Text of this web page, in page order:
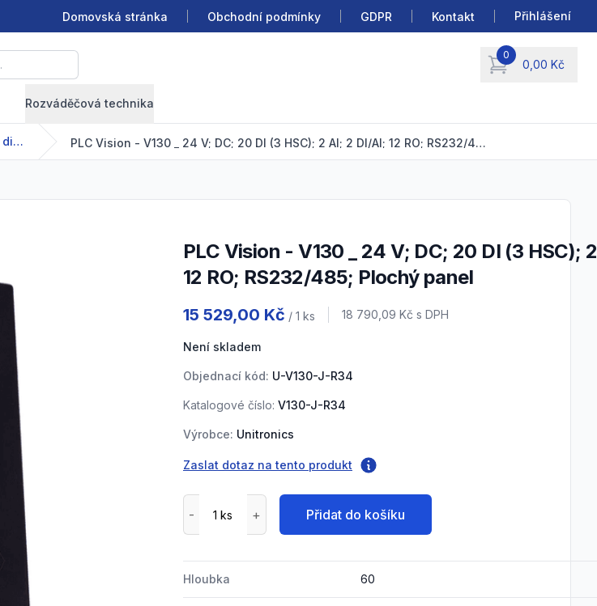
Domovská stránka Obchodní podmínky GDPR Kontakt Přihlášení
0
0,00 Kč
items in cart, view
Rozváděčová technika
Vision Enhanced display 2,4“ PLC Vision - V130 _ 24 V; DC; 20 DI (3 HSC); 2 AI; 2 DI/AI; 12 RO; RS232/485; Plochý panel
PLC Vision - V130 _ 24 V; DC; 20 DI (3 HSC); 2 AI; 2 DI/AI;
12 RO; RS232/485; Plochý panel
15 529,00 Kč / 1 ks Cena s DPH
18 790,09 Kč s DPH
Není skladem
Objednací kód: U-V130-J-R34
Katalogové číslo: V130-J-R34
Výrobce: Unitronics
Zaslat dotaz na tento produkt
Přidat do košíku
Hloubka 60